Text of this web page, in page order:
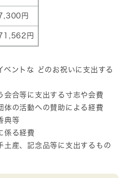
円
円
ントな どのお祝いに支出する
合等に支出する寸志や会費
の活動への賛助による経費
典等
係る経費
産、記念品等に支出するもの